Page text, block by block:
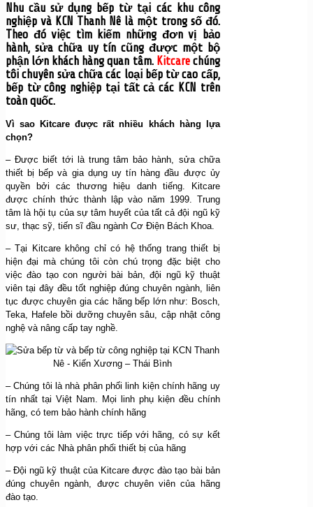
Nhu cầu sử dụng bếp từ tại các khu công
nghiệp và KCN Thanh Nê là một trong số đó.
Theo đó việc tìm kiếm những đơn vị bảo
hành, sửa chữa uy tín cũng được một bộ
phận lớn khách hàng quan tâm. Kitcarechúng
tôi chuyên sửa chữa các loại bếp từ cao cấp,
bếp từ công nghiệp tại tất cả các KCN trên
toàn quốc.
Vì sao Kitcare được rất nhiều khách hàng lựa
chọn?
– Được biết tới là trung tâm bảo hành, sửa chữa
thiết bị bếp và gia dụng uy tín hàng đầu được ủy
quyền bởi các thương hiệu danh tiếng. Kitcare
được chính thức thành lập vào năm 1999. Trung
tâm là hội tụ của sự tâm huyết của tất cả đội ngũ kỹ
sư, thạc sỹ, tiến sĩ đầu ngành Cơ Điện Bách Khoa.
– Tại Kitcare không chỉ có hệ thống trang thiết bị
hiện đại mà chúng tôi còn chú trọng đặc biệt cho
việc đào tạo con người bài bản, đội ngũ kỹ thuật
viên tại đây đều tốt nghiệp đúng chuyên ngành, liên
tục được chuyên gia các hãng bếp lớn như: Bosch,
Teka, Hafele bồi dưỡng chuyên sâu, cập nhật công
nghệ và nâng cấp tay nghề.
– Chúng tôi là nhà phân phối linh kiện chính hãng uy
tín nhất tại Việt Nam. Mọi linh phụ kiện đều chính
hãng, có tem bảo hành chính hãng
– Chúng tôi làm việc trực tiếp với hãng, có sự kết
hợp với các Nhà phân phối thiết bị của hãng
– Đội ngũ kỹ thuật của Kitcare được đào tạo bài bản
đúng chuyên ngành, được chuyên viên của hãng
đào tạo.